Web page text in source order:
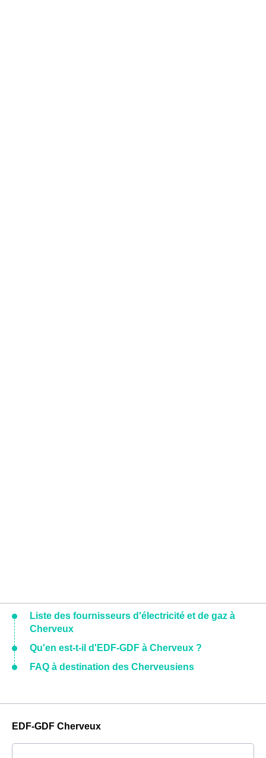
Liste des fournisseurs d'électricité et de gaz à
Cherveux
Qu'en est-t-il d'EDF-GDF à Cherveux ?
FAQ à destination des Cherveusiens
EDF-GDF Cherveux